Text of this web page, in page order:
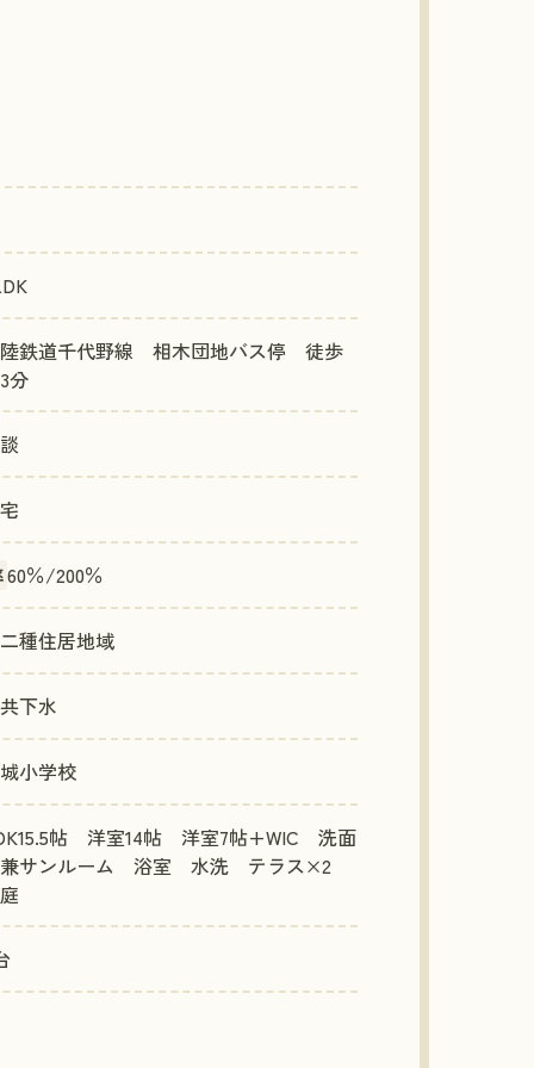
鉄道千代野線 相木団地バス停 徒歩
分
60％/200％
種住居地域
下水
小学校
帖 洋室14帖 洋室7帖+WIC 洗面
サンルーム 浴室 水洗 テラス×2